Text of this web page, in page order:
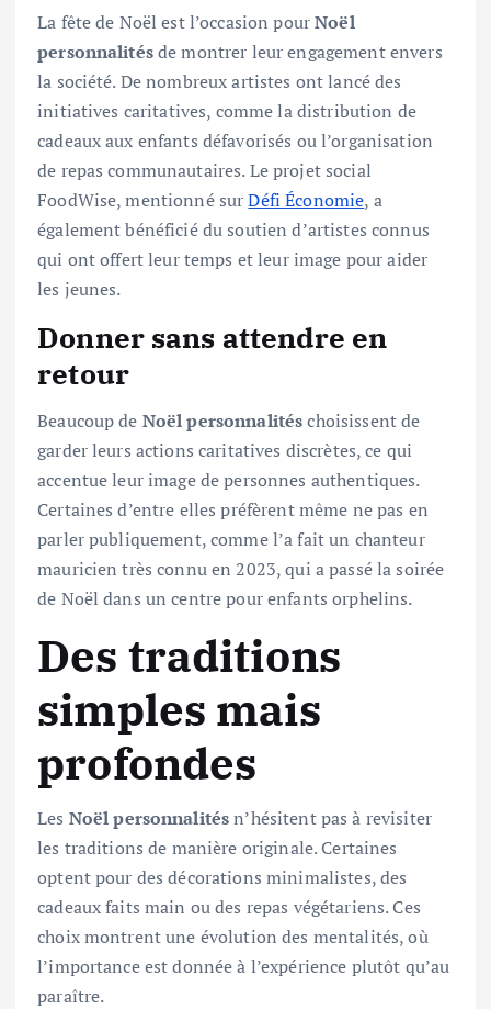
La fête de Noël est l’occasion pourNoël
personnalitésde montrer leur engagement envers
la société. De nombreux artistes ont lancé des
initiatives caritatives, comme la distribution de
cadeaux aux enfants défavorisés ou l’organisation
de repas communautaires. Le projet social
FoodWise, mentionné surDéfi Économie, a
également bénéficié du soutien d’artistes connus
qui ont offert leur temps et leur image pour aider
les jeunes.
Donner sans attendre en
retour
Beaucoup de Noël personnalitéschoisissent de
garder leurs actions caritatives discrètes, ce qui
accentue leur image de personnes authentiques.
Certaines d’entre elles préfèrent même ne pas en
parler publiquement, comme l’a fait un chanteur
mauricien très connu en 2023, qui a passé la soirée
de Noël dans un centre pour enfants orphelins.
Des traditions
simples mais
profondes
Les Noël personnalitésn’hésitent pas à revisiter
les traditions de manière originale. Certaines
optent pour des décorations minimalistes, des
cadeaux faits main ou des repas végétariens. Ces
choix montrent une évolution des mentalités, où
l’importance est donnée à l’expérience plutôt qu’au
paraître.